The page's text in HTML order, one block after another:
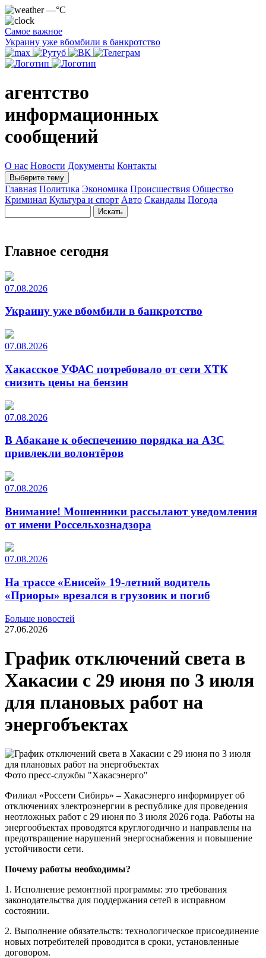
—°C
Самое важное
Украину уже вбомбили в банкротство
агентство
информационных
сообщений
О нас Новости Документы Контакты
Выберите тему
Главная Политика Экономика Происшествия Общество
Криминал Культура и спорт Авто Скандалы Погода
Главное сегодня
07.08.2026
Украину уже вбомбили в банкротство
07.08.2026
Хакасское УФАС потребовало от сети ХТК
снизить цены на бензин
07.08.2026
В Абакане к обеспечению порядка на АЗС
привлекли волонтёров
07.08.2026
Внимание! Мошенники рассылают уведомления
от имени Россельхознадзора
07.08.2026
На трассе «Енисей» 19-летний водитель
«Приоры» врезался в грузовик и погиб
Больше новостей
27.06.2026
График отключений света в
Хакасии с 29 июня по 3 июля
для плановых работ на
энергобъектах
Фото пресс-службы "Хакасэнерго"
Филиал «Россети Сибирь» – Хакасэнерго информирует об
отключениях электроэнергии в республике для проведения
неотложных работ с 29 июня по 3 июля 2026 года. Работы на
энергообъектах проводятся круглогодично и направлены на
предотвращение нарушений энергоснабжения и повышение
устойчивости сети.
Почему работы необходимы?
1. Исполнение ремонтной программы: это требования
законодательства для поддержания сетей в исправном
состоянии.
2. Выполнение обязательств: технологическое присоединение
новых потребителей проводится в сроки, установленные
договором.